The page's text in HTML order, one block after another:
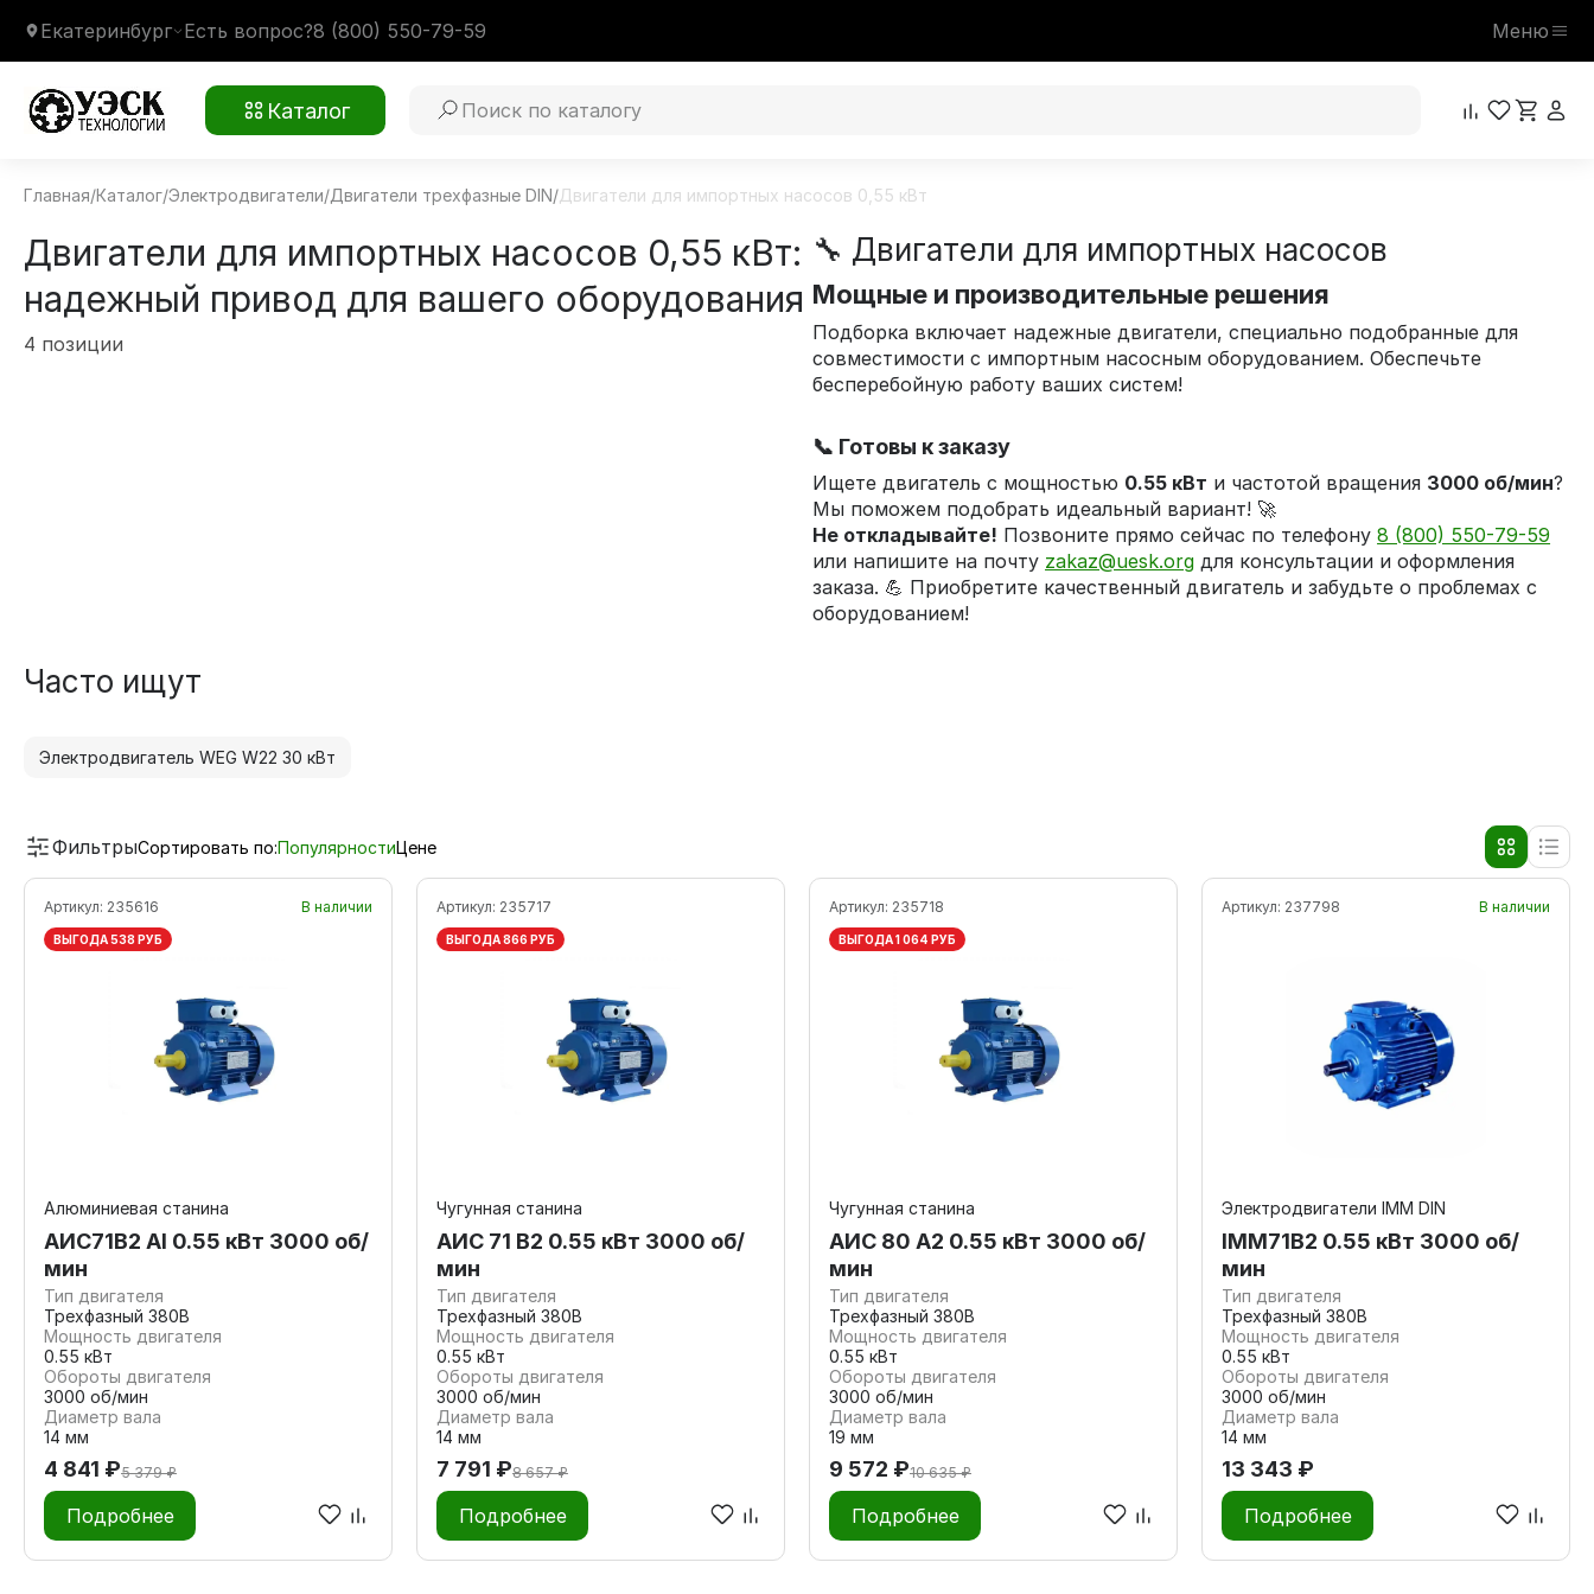
Екатеринбург Есть вопрос?8 (800) 550-79-59 Меню
Каталог
Главная/Каталог/Электродвигатели/Двигатели трехфазные DIN/Двигатели для импортных насосов 0,55 кВт
Двигатели для импортных насосов 0,55 кВт:
надежный привод для вашего оборудования
4 позиции
🔧 Двигатели для импортных насосов
Мощные и производительные решения
Подборка включает надежные двигатели, специально подобранные для
совместимости с импортным насосным оборудованием. Обеспечьте
бесперебойную работу ваших систем!
📞 Готовы к заказу
Ищете двигатель с мощностью 0.55 кВт и частотой вращения 3000 об/мин?
Мы поможем подобрать идеальный вариант! 🚀
Не откладывайте! Позвоните прямо сейчас по телефону8 (800) 550-79-59
или напишите на почту zakaz@uesk.org для консультации и оформления
заказа. 💪 Приобретите качественный двигатель и забудьте о проблемах с
оборудованием!
Часто ищут
Электродвигатель WEG W22 30 кВт
ФильтрыСортировать по:ПопулярностиЦене
Артикул: 235616 В наличии
ВЫГОДА 538 РУБ
Алюминиевая станина
АИС71В2 Al 0.55 кВт 3000 об/
мин
Тип двигателя
Трехфазный 380В
Мощность двигателя
0.55 кВт
Обороты двигателя
3000 об/мин
Диаметр вала
14 мм
4 841 ₽5 379 ₽
Подробнее
Артикул: 235717
ВЫГОДА 866 РУБ
Чугунная станина
АИС 71 В2 0.55 кВт 3000 об/
мин
Тип двигателя
Трехфазный 380В
Мощность двигателя
0.55 кВт
Обороты двигателя
3000 об/мин
Диаметр вала
14 мм
7 791 ₽8 657 ₽
Подробнее
Артикул: 235718
ВЫГОДА 1 064 РУБ
Чугунная станина
АИС 80 А2 0.55 кВт 3000 об/
мин
Тип двигателя
Трехфазный 380В
Мощность двигателя
0.55 кВт
Обороты двигателя
3000 об/мин
Диаметр вала
19 мм
9 572 ₽10 635 ₽
Подробнее
Артикул: 237798 В наличии
Электродвигатели IMM DIN
IMM71В2 0.55 кВт 3000 об/
мин
Тип двигателя
Трехфазный 380В
Мощность двигателя
0.55 кВт
Обороты двигателя
3000 об/мин
Диаметр вала
14 мм
13 343 ₽
Подробнее